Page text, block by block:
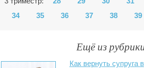
34
35 36 37 38 39
Ещё из
Как вернуть супруга